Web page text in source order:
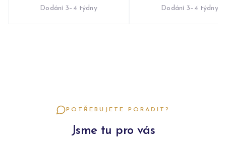
Dodání 3–4 týdny Dodání 3–4 týdny
POTŘEBUJETE PORADIT?
Jsme tu pro vás